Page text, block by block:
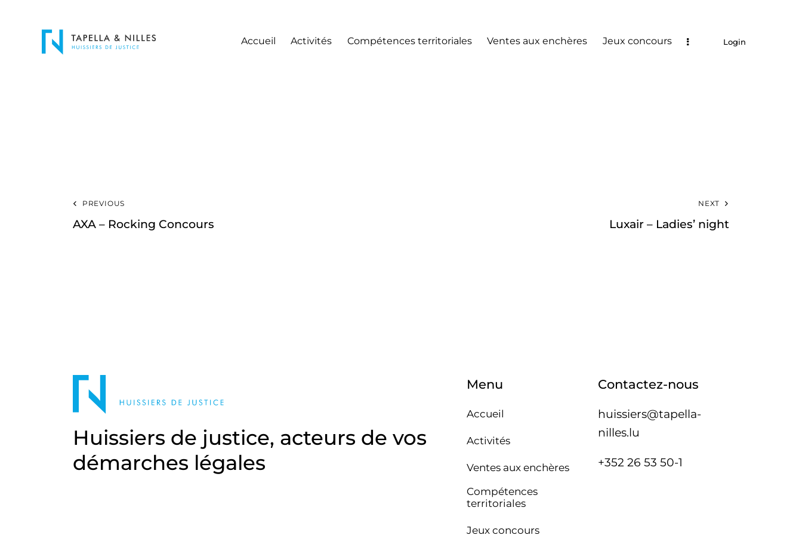
Accueil Activités Compétences territoriales Ventes aux enchères Jeux concours Login
PREVIOUS
AXA – Rocking Concours
NEXT
Luxair – Ladies’ night
Huissiers de justice, acteurs de vos
démarches légales
Menu
Accueil
Activités
Ventes aux enchères
Compétences
territoriales
Jeux concours
Contactez-nous
huissiers@tapella-
nilles.lu
+352 26 53 50-1